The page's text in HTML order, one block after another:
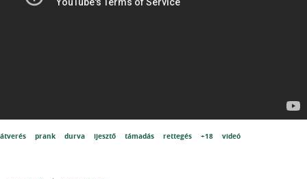
átverés prank durva ijesztő támadás rettegés +18 videó